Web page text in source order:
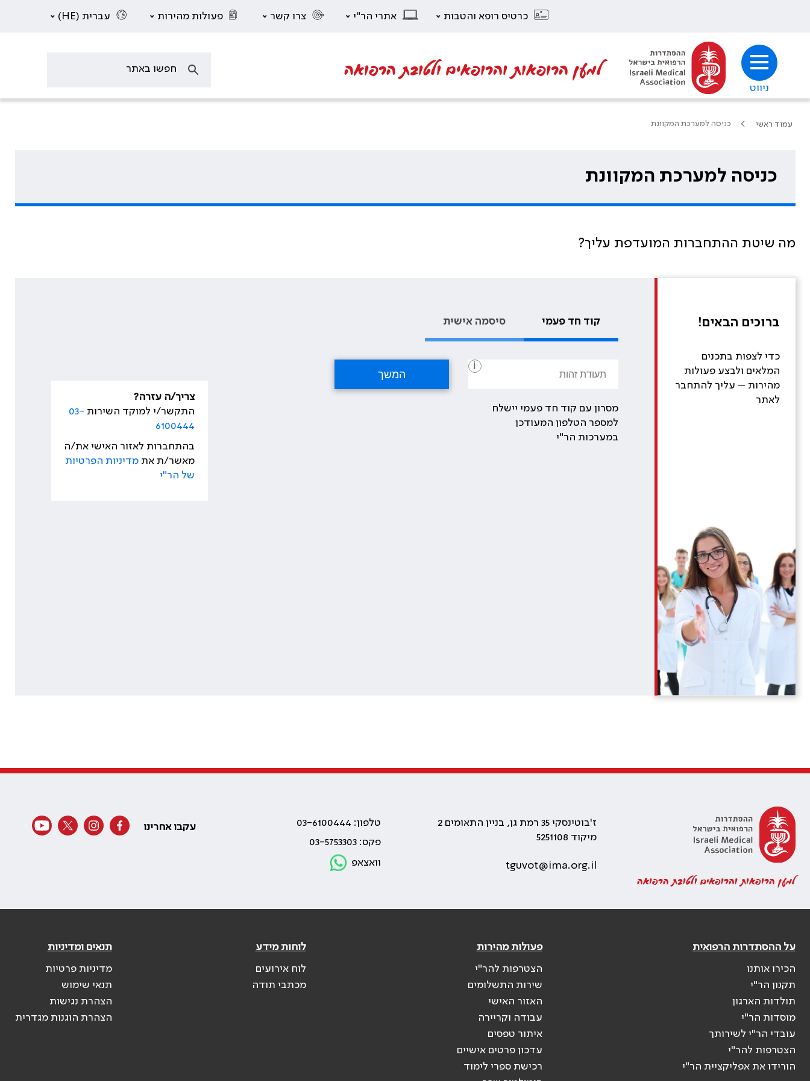
כרטיס רופא והטבות אתרי הר"י צרו קשר פעולות מהירות עברית (HE)
ניווט
למען הרופאות והרופאים ולטובת הרפואה
עמוד ראשי כניסה למערכת המקוונת
כניסה למערכת המקוונת
מה שיטת ההתחברות המועדפת עליך?
ברוכים הבאים!
כדי לצפות בתכנים
המלאים ולבצע פעולות
מהירות – עליך להתחבר
לאתר
קוד חד פעמי סיסמה אישית
i
מסרון עם קוד חד פעמי יישלח
למספר הטלפון המעודכן
במערכות הר"י
צריך/ה עזרה?
התקשר/י למוקד השירות 03-
6100444
בהתחברות לאזור האישי את/ה
מאשר/ת אתמדיניות הפרטיות
של הר"י
למען הרופאות והרופאים ולטובת הרפואה
ז'בוטינסקי 35 רמת גן, בניין התאומים 2
מיקוד 5251108
tguvot@ima.org.il
טלפון: 03-6100444
פקס: 03-5753303
וואצאפ
עקבו אחרינו
על ההסתדרות הרפואית
הכירו אותנו
תקנון הר"י
תולדות הארגון
מוסדות הר"י
עובדי הר"י לשירותך
הצטרפות להר"י
הורידו את אפליקציית הר"י
פעולות מהירות
הצטרפות להר"י
שירות התשלומים
האזור האישי
עבודה וקריירה
איתור טפסים
עדכון פרטים אישיים
רכישת ספרי לימוד
לוחות מידע
לוח אירועים
מכתבי תודה
תנאים ומדיניות
מדיניות פרטיות
תנאי שימוש
הצהרת נגישות
הצהרת הוגנות מגדרית